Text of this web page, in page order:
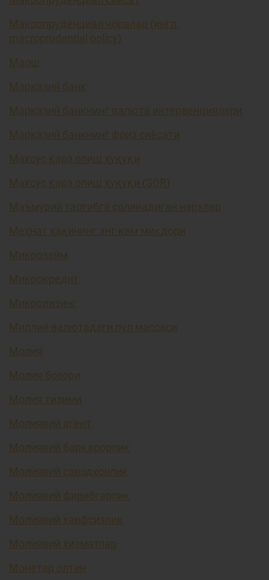
Макропруденциал чоралар (ингл.
macroprudential policy)
Маош
Марказий банк
Марказий банкнинг валюта интервенциялари
Марказий банкнинг фоиз сиёсати
Махсус қарз олиш ҳуқуқи
Махсус қарз олиш ҳуқуқи (SDR)
Маъмурий тартибга солинадиган нархлар
Меҳнат ҳақининг энг кам миқдори
Микрозайм
Микрокредит
Микролизинг
Миллий валютадаги пул массаси
Молия
Молия бозори
Молия тизими
Молиявий агент
Молиявий барқарорлик
Молиявий саводхонлик
Молиявий фирибгарлик
Молиявий хавфсизлик
Молиявий хизматлар
Монетар олтин